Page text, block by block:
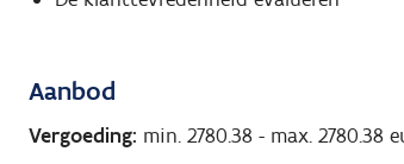
Aanbod
Vergoeding: min. 2780.38 - max. 2780.38